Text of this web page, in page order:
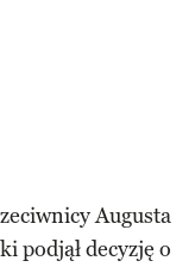
Augusta
podjął decyzję o